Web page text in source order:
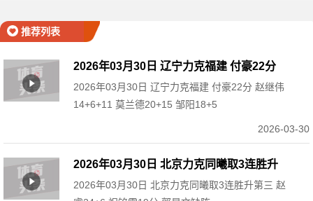
推荐列表
2026年03月30日 辽宁力克福建 付豪22分
赵继伟14+6+11 莫兰德20+15 邹阳18+5
2026年03月30日 辽宁力克福建 付豪22分 赵继伟
14+6+11 莫兰德20+15 邹阳18+5
2026-03-30
2026年03月30日 北京力克同曦取3连胜升
第三 赵睿24+6 祝铭震19分 郭昊文缺阵
2026年03月30日 北京力克同曦取3连胜升第三 赵